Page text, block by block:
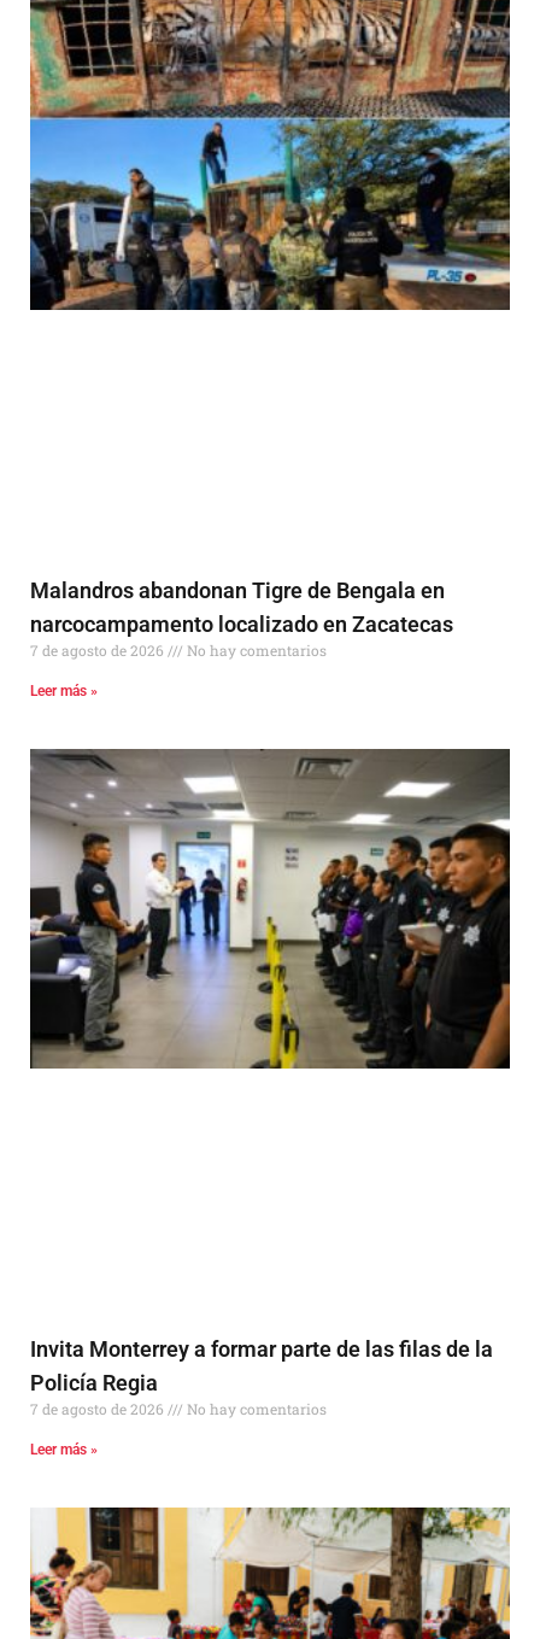
Malandros abandonan Tigre de Bengala en
narcocampamento localizado en Zacatecas
7 de agosto de 2026 No hay comentarios
Leer más »
Invita Monterrey a formar parte de las filas de la
Policía Regia
7 de agosto de 2026 No hay comentarios
Leer más »